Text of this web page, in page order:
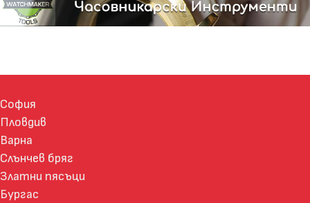
София
Пловдив
Варна
Слънчев бряг
Златни пясъци
Бургас